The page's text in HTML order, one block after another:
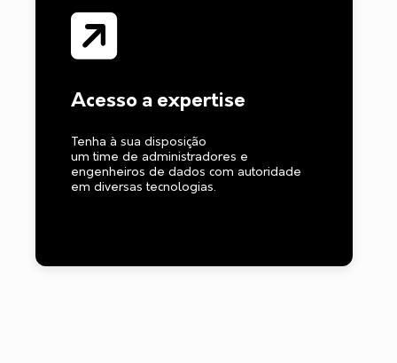
Acesso a expertise
Tenha à sua disposição
um time de administradores e
engenheiros de dados com autoridade
em diversas tecnologias.